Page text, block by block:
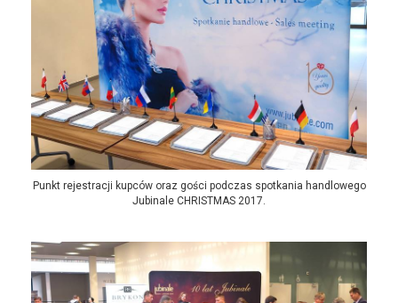
Punkt rejestracji kupców oraz gości podczas spotkania handlowego
Jubinale CHRISTMAS 2017.